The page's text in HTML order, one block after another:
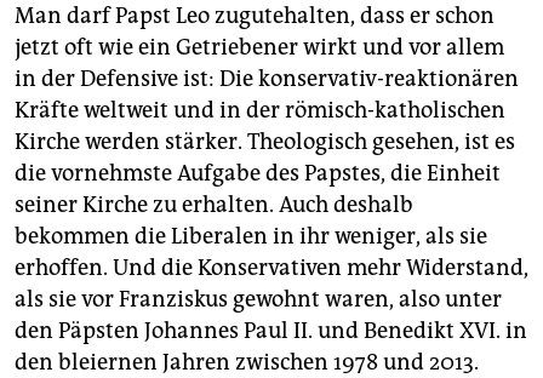
Man darf Papst Leo zugutehalten, dass er schon
jetzt oft wie ein Getriebener wirkt und vor allem
in der Defensive ist: Die konservativ-reaktionären
Kräfte weltweit und in der römisch-katholischen
Kirche werden stärker. Theologisch gesehen, ist es
die vornehmste Aufgabe des Papstes, die Einheit
seiner Kirche zu erhalten. Auch deshalb
bekommen die Liberalen in ihr weniger, als sie
erhoffen. Und die Konservativen mehr Widerstand,
als sie vor Franziskus gewohnt waren, also unter
den Päpsten Johannes Paul II. und Benedikt XVI. in
den bleiernen Jahren zwischen 1978 und 2013.